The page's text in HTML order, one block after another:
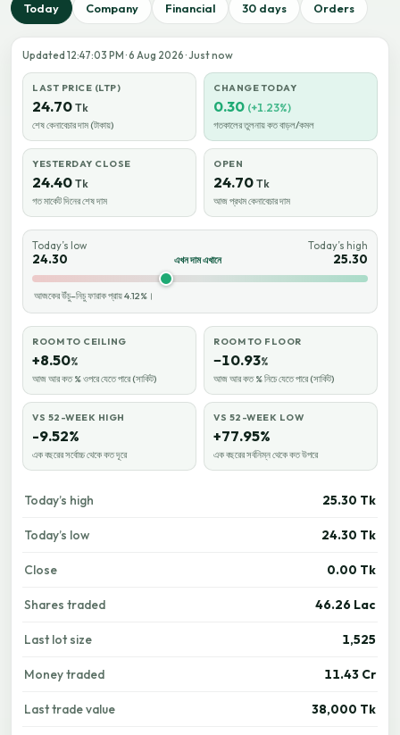
Today Company Financial 30 days Orders
Updated 12:47:03 PM · 6 Aug 2026 · Just now
LAST PRICE (LTP)
24.70 Tk
শেষ কেনাবেচার দাম (টাকায়)
CHANGE TODAY
0.30 (+1.23%)
গতকালের তুলনায় কত বাড়ল/কমল
YESTERDAY CLOSE
24.40 Tk
গত মার্কেট দিনের শেষ দাম
OPEN
24.70 Tk
আজ প্রথম কেনাবেচার দাম
Today’s low
24.30 এখন দাম এখানে
Today’s high
25.30
আজকের উঁচু–নিচু ফারাক প্রায় 4.12%।
ROOM TO CEILING
+8.50%
আজ আর কত % ওপরে যেতে পারে (সার্কিট)
ROOM TO FLOOR
−10.93%
আজ আর কত % নিচে যেতে পারে (সার্কিট)
VS 52-WEEK HIGH
-9.52%
এক বছরের সর্বোচ্চ থেকে কত দূরে
VS 52-WEEK LOW
+77.95%
এক বছরের সর্বনিম্ন থেকে কত উপরে
Today’s high 25.30 Tk
Today’s low 24.30 Tk
Close 0.00 Tk
Shares traded 46.26 Lac
Last lot size 1,525
Money traded 11.43 Cr
Last trade value 38,000 Tk